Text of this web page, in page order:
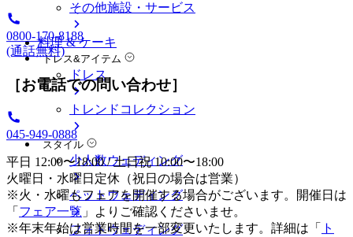
その他施設・サービス
料理 & ケーキ
ドレス&アイテム
ドレス
トレンドコレクション
スタイル
少人数ウェディング
ペットウェディング
フォトウェディング
0800-170-8188
(通話無料)
［お電話での問い合わせ］
045-949-0888
平日 12:00〜18:00 / 土日祝 10:00〜18:00
火曜日・水曜日定休（祝日の場合は営業）
※火・水曜もフェアを開催する場合がございます。開催日は
「 フェア一覧 」よりご確認くださいませ。
※年末年始は営業時間を一部変更いたします。詳細は「
ト